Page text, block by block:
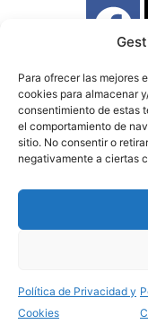
Para ofrecer las mejores
cookies para almacenar
consentimiento de estas
el comportamiento de
sitio. No consentir o
negativamente a ciertas
Política de Privacidad y
Cookies